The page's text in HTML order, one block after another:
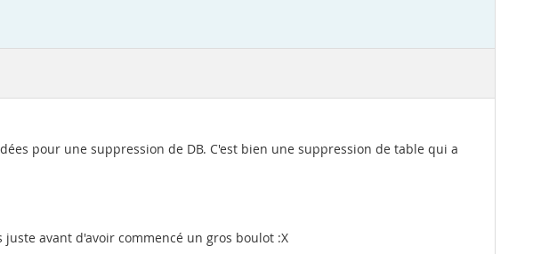
pour une suppression de DB. C'est bien une suppression de table qui a
avant d'avoir commencé un gros boulot :X